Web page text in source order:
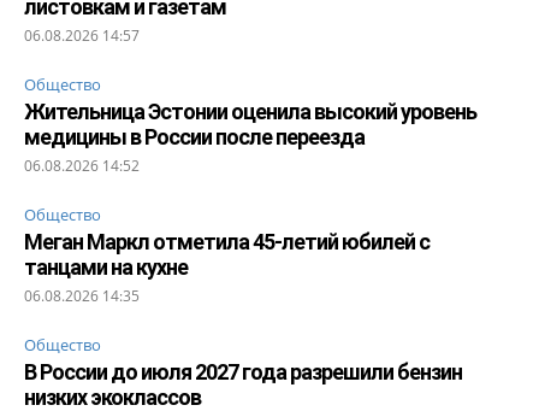
листовкам и газетам
06.08.2026 14:57
Общество
Жительница Эстонии оценила высокий уровень
медицины в России после переезда
06.08.2026 14:52
Общество
Меган Маркл отметила 45-летий юбилей с
танцами на кухне
06.08.2026 14:35
Общество
В России до июля 2027 года разрешили бензин
низких экоклассов